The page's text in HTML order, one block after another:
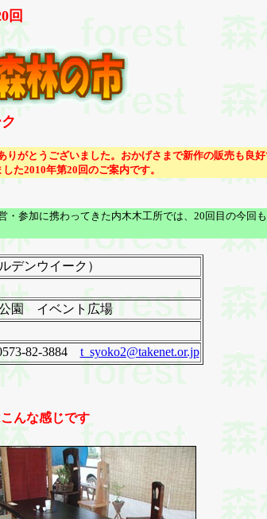
回
りがとうございました。おかげさまで新作の販売も良
2010年第20回のご案内です。
参加に携わってきた内木木工所では、20回目の今回
ンウイーク）
イベント広場
82-3884 t_syoko2@takenet.or.jp
んな感じです